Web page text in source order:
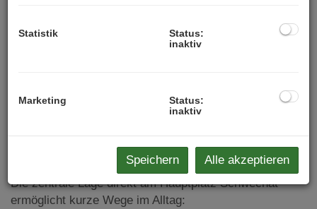
Wohnraum ins Freie.
Photovoltaikanlage sowie Heizung und Kühlung mittels
jeder Jahreszeit und bietet gleichzeitig zukunftssichere
Die zentrale Lage direkt am Hauptplatz Schwechat
ermöglicht kurze Wege im Alltag:
Statistik
Status:
inaktiv
Marketing
Status:
inaktiv
Speichern Alle akzeptieren